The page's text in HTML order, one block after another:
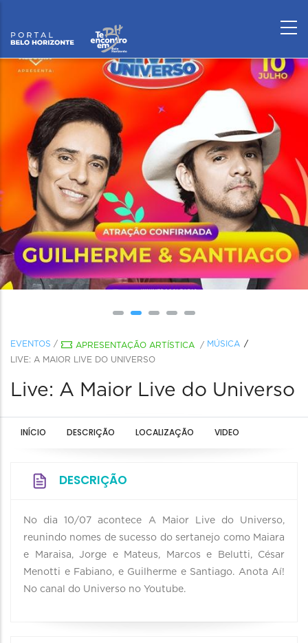
EVENTOS / APRESENTAÇÃO ARTÍSTICA / MÚSICA
LIVE: A MAIOR LIVE DO UNIVERSO
Live: A Maior Live do Universo
INÍCIO DESCRIÇÃO LOCALIZAÇÃO VIDEO
DESCRIÇÃO
No dia 10/07 acontece A Maior Live do Universo,
reunindo nomes de sucesso do sertanejo como Maiara
e Maraisa, Jorge e Mateus, Marcos e Belutti, César
Menotti e Fabiano, e Guilherme e Santiago. Anota Aí!
No canal do Universo no Youtube.